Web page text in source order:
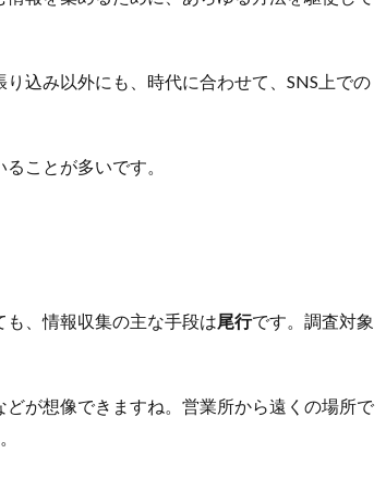
込み以外にも、時代に合わせて、SNS上での
ことが多いです。
、情報収集の主な手段は尾行です。調査対象
が想像できますね。営業所から遠くの場所で